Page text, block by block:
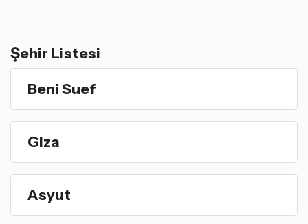
Şehir Listesi
Beni Suef
Giza
Asyut